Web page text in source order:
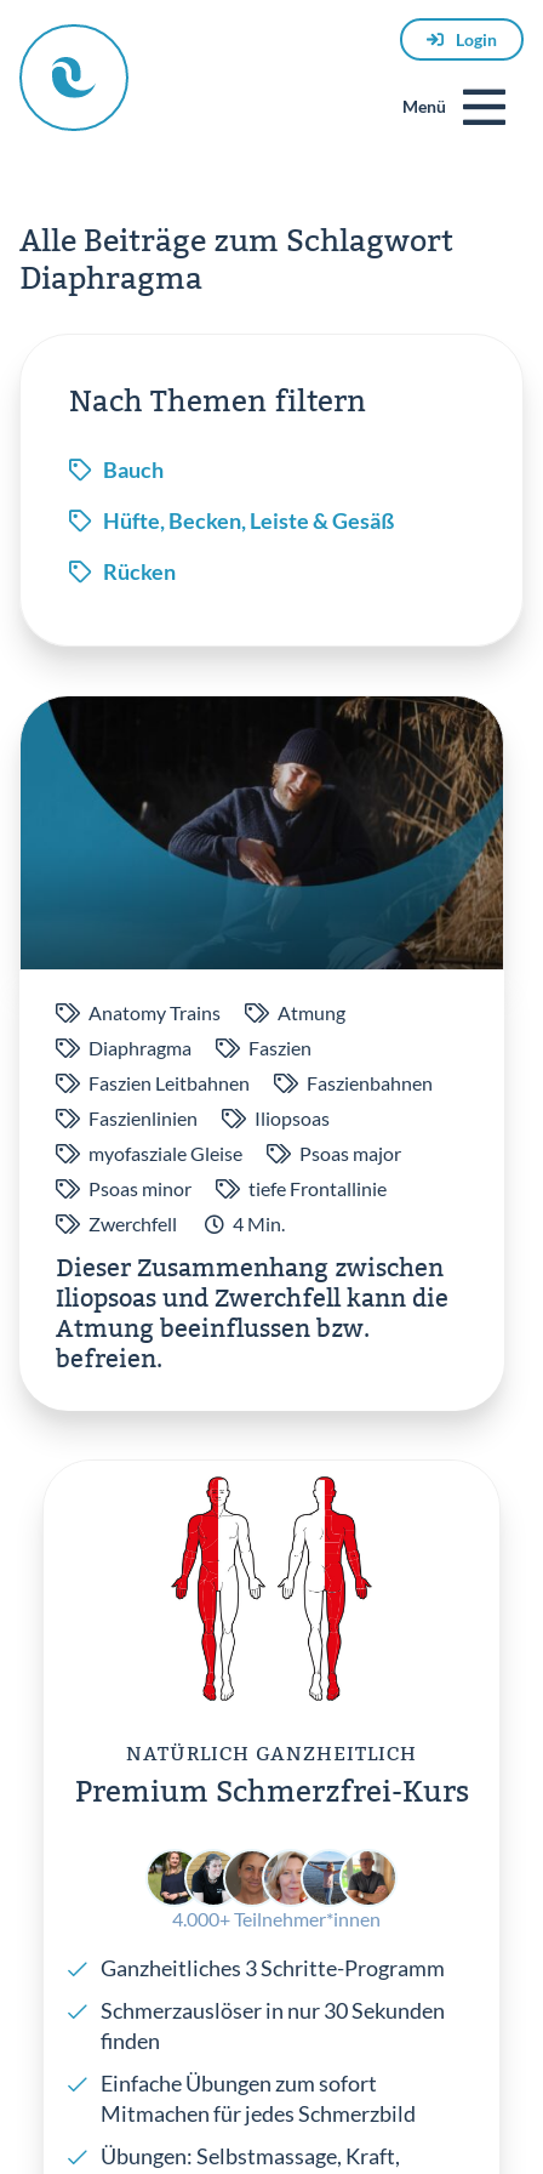
Login
Menü
Alle Beiträge zum Schlagwort
Diaphragma
Nach Themen filtern
Bauch
Hüfte, Becken, Leiste & Gesäß
Rücken
Anatomy Trains
Atmung
Diaphragma
Faszien
Faszien Leitbahnen
Faszienbahnen
Faszienlinien
Iliopsoas
myofasziale Gleise
Psoas major
Psoas minor
tiefe Frontallinie
Zwerchfell
4 Min.
Dieser Zusammenhang zwischen
Iliopsoas und Zwerchfell kann die
Atmung beeinflussen bzw.
befreien.
NATÜRLICH GANZHEITLICH
Premium Schmerzfrei-Kurs
4.000+ Teilnehmer*innen
Ganzheitliches 3 Schritte-Programm
Schmerzauslöser in nur 30 Sekunden
finden
Einfache Übungen zum sofort
Mitmachen für jedes Schmerzbild
Übungen: Selbstmassage, Kraft,